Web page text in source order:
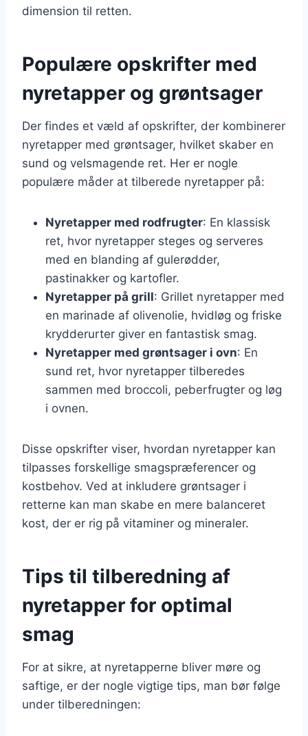
dimension til retten.
Populære opskrifter med
nyretapper og grøntsager
Der findes et væld af opskrifter, der kombinerer
nyretapper med grøntsager, hvilket skaber en
sund og velsmagende ret. Her er nogle
populære måder at tilberede nyretapper på:
Nyretapper med rodfrugter: En klassisk
ret, hvor nyretapper steges og serveres
med en blanding af gulerødder,
pastinakker og kartofler.
Nyretapper på grill: Grillet nyretapper med
en marinade af olivenolie, hvidløg og friske
krydderurter giver en fantastisk smag.
Nyretapper med grøntsager i ovn: En
sund ret, hvor nyretapper tilberedes
sammen med broccoli, peberfrugter og løg
i ovnen.
Disse opskrifter viser, hvordan nyretapper kan
tilpasses forskellige smagspræferencer og
kostbehov. Ved at inkludere grøntsager i
retterne kan man skabe en mere balanceret
kost, der er rig på vitaminer og mineraler.
Tips til tilberedning af
nyretapper for optimal
smag
For at sikre, at nyretapperne bliver møre og
saftige, er der nogle vigtige tips, man bør følge
under tilberedningen: